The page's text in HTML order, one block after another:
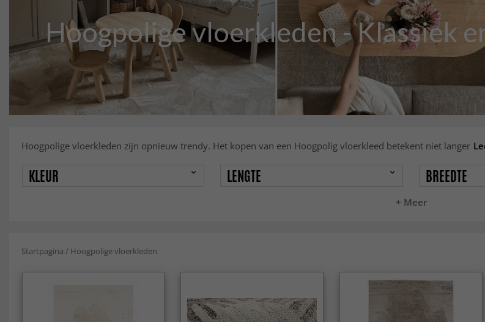
Hoogpolige vloerkleden - Klassiek
Hoogpolige vloerkleden zijn opnieuw trendy. Het kopen van een Hoogpolig vloerkleed betekent niet langer
+ Meer
KLEUR LENGTE BREEDTE
Startpagina / Hoogpolige vloerkleden